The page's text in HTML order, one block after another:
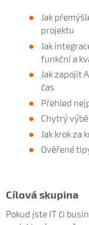
Jak
projektu
Jak
funkční a
Jak zapojit
čas
Přehled
Chytrý
Jak krok za
Ověřené
Cílová skupina
Pokud jste IT či